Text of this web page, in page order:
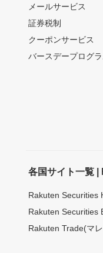
メールサービス
証券税制
クーポンサービス
バースデープログラ
各国サイト一覧
Rakuten Securities
Rakuten Securities
Rakuten Trade(マ